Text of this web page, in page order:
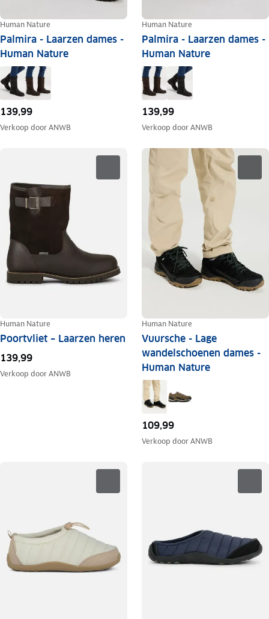
Human Nature
Palmira - Laarzen dames -
Human Nature
139,99
Verkoop doorANWB
Human Nature
Palmira - Laarzen dames -
Human Nature
139,99
Verkoop doorANWB
Human Nature
Poortvliet – Laarzen heren
139,99
Verkoop doorANWB
Human Nature
Vuursche - Lage
wandelschoenen dames -
Human Nature
109,99
Verkoop doorANWB